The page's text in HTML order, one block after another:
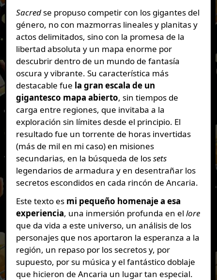
Sacredse propuso competir con los gigantes del
género, no con mazmorras lineales y planitas y
actos delimitados, sino con la promesa de la
libertad absoluta y un mapa enorme por
descubrir dentro de un mundo de fantasía
oscura y vibrante. Su característica más
destacable fue la gran escala de un
gigantesco mapa abierto, sin tiempos de
carga entre regiones, que invitaba a la
exploración sin límites desde el principio. El
resultado fue un torrente de horas invertidas
(más de mil en mi caso) en misiones
secundarias, en la búsqueda de lossets
legendarios de armadura y en desentrañar los
secretos escondidos en cada rincón de Ancaria.
Este texto es mi pequeño homenaje a esa
experiencia, una inmersión profunda en el lore
que da vida a este universo, un análisis de los
personajes que nos aportaron la esperanza a la
región, un repaso por los secretos y, por
supuesto, por su música y el fantástico doblaje
que hicieron de Ancaria un lugar tan especial.